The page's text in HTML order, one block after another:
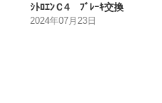
ｼﾄﾛｴﾝＣ4 ﾌﾞﾚｰｷ交換
2024年07月23日